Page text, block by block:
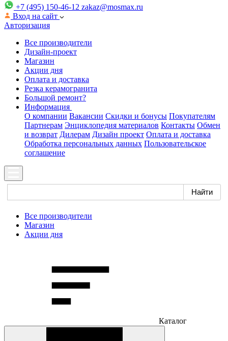
+7 (495) 150-46-12 zakaz@mosmax.ru
Вход на сайт
Авторизация
Все производители
Дизайн-проект
Магазин
Акции дня
Оплата и доставка
Резка керамогранита
Большой ремонт?
Информация
О компании Вакансии Скидки и бонусы Покупателям
Партнерам Энциклопедия материалов Контакты Обмен
и возврат Дилерам Дизайн проект Оплата и доставка
Обработка персональных данных Пользовательское
соглашение
Все производители
Магазин
Акции дня
Каталог